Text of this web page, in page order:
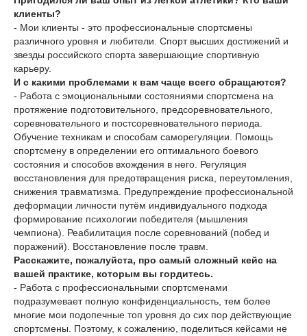
клиенты?
- Мои клиенты - это профессиональные спортсмены
различного уровня и любители. Спорт высших достижений и
звезды российского спорта завершающие спортивную
карьеру.
И с какими проблемами к вам чаще всего обращаются?
- Работа с эмоциональными состояниями спортсмена на
протяжение подготовительного, предсоревновательного,
соревновательного и постсоревновательного периода.
Обучение техникам и способам саморегуляции. Помощь
спортсмену в определении его оптимального боевого
состояния и способов вхождения в него. Регуляция
восстановления для предотвращения риска, переутомления,
снижения травматизма. Предупреждение профессиональной
деформации личности путём индивидуального подхода
формирование психологии победителя (мышления
чемпиона). Реабилитация после соревнований (побед и
поражений). Восстановление после травм.
Расскажите, пожалуйста, про самый сложный кейс на
вашей практике, которым вы гордитесь.
- Работа с профессиональными спортсменами
подразумевает полную конфиденциальность, тем более
многие мои подопечные топ уровня до сих пор действующие
спортсмены. Поэтому, к сожалению, поделиться кейсами не